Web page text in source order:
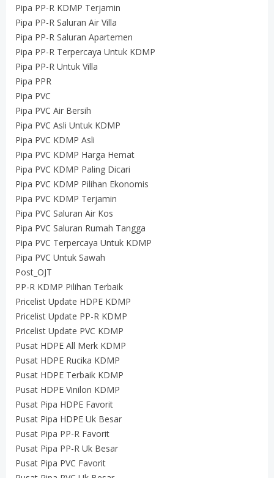
Pipa PP-R KDMP Terjamin
Pipa PP-R Saluran Air Villa
Pipa PP-R Saluran Apartemen
Pipa PP-R Terpercaya Untuk KDMP
Pipa PP-R Untuk Villa
Pipa PPR
Pipa PVC
Pipa PVC Air Bersih
Pipa PVC Asli Untuk KDMP
Pipa PVC KDMP Asli
Pipa PVC KDMP Harga Hemat
Pipa PVC KDMP Paling Dicari
Pipa PVC KDMP Pilihan Ekonomis
Pipa PVC KDMP Terjamin
Pipa PVC Saluran Air Kos
Pipa PVC Saluran Rumah Tangga
Pipa PVC Terpercaya Untuk KDMP
Pipa PVC Untuk Sawah
Post_OJT
PP-R KDMP Pilihan Terbaik
Pricelist Update HDPE KDMP
Pricelist Update PP-R KDMP
Pricelist Update PVC KDMP
Pusat HDPE All Merk KDMP
Pusat HDPE Rucika KDMP
Pusat HDPE Terbaik KDMP
Pusat HDPE Vinilon KDMP
Pusat Pipa HDPE Favorit
Pusat Pipa HDPE Uk Besar
Pusat Pipa PP-R Favorit
Pusat Pipa PP-R Uk Besar
Pusat Pipa PVC Favorit